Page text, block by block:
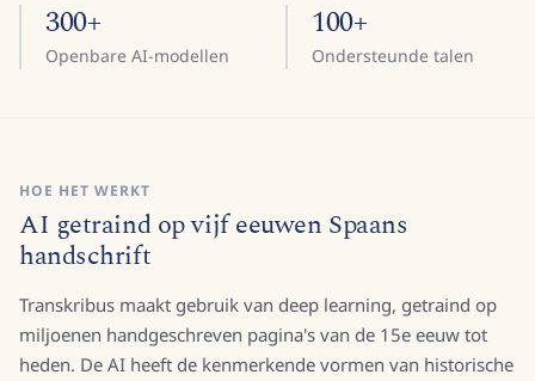
300+
Openbare AI-modellen
100+
Ondersteunde talen
HOE HET WERKT
AI getraind op vijf eeuwen Spaans
handschrift
Transkribus maakt gebruik van deep learning, getraind op
miljoenen handgeschreven pagina's van de 15e eeuw tot
heden. De AI heeft de kenmerkende vormen van historische